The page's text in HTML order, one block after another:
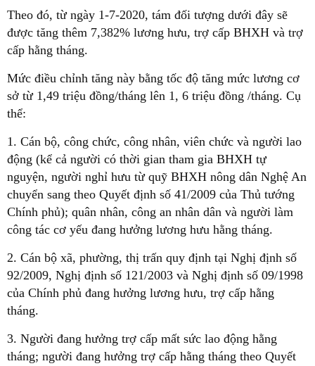
Theo đó, từ ngày 1-7-2020, tám đối tượng dưới đây sẽ
được tăng thêm 7,382% lương hưu, trợ cấp BHXH và trợ
cấp hằng tháng.
Mức điều chỉnh tăng này bằng tốc độ tăng mức lương cơ
sở từ 1,49 triệu đồng/tháng lên 1, 6 triệu đồng /tháng. Cụ
thể:
1. Cán bộ, công chức, công nhân, viên chức và người lao
động (kể cả người có thời gian tham gia BHXH tự
nguyện, người nghỉ hưu từ quỹ BHXH nông dân Nghệ An
chuyển sang theo Quyết định số 41/2009 của Thủ tướng
Chính phủ); quân nhân, công an nhân dân và người làm
công tác cơ yếu đang hưởng lương hưu hằng tháng.
2. Cán bộ xã, phường, thị trấn quy định tại Nghị định số
92/2009, Nghị định số 121/2003 và Nghị định số 09/1998
của Chính phủ đang hưởng lương hưu, trợ cấp hằng
tháng.
3. Người đang hưởng trợ cấp mất sức lao động hằng
tháng; người đang hưởng trợ cấp hằng tháng theo Quyết